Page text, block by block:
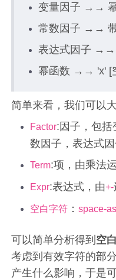
变量因子 →→
常数因子 →→
表达式因子 →→
幂函数 →→ 'x' [
简单来看，我们可以
Factor:因子，包括
数因子，表达式
Term:项，由乘法
Expr:表达式，由+-
空白字符 ：space-
可以简单分析得到 空
考虑到有效字符的部
产生什么影响，于是